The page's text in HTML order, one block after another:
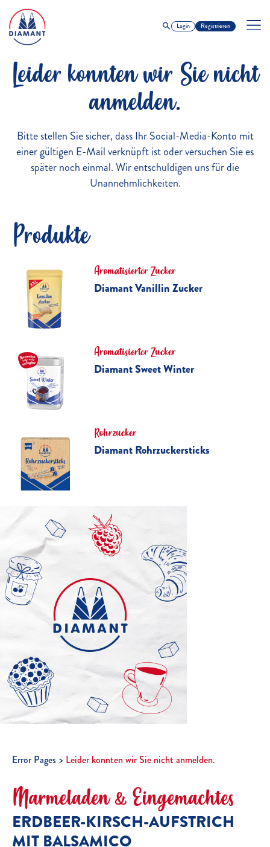
Login Registrieren
Leider konnten wir Sie nicht
anmelden.
Bitte stellen Sie sicher, dass Ihr Social-Media-Konto mit
einer gültigen E-Mail verknüpft ist oder versuchen Sie es
später noch einmal. Wir entschuldigen uns für die
Unannehmlichkeiten.
Produkte
Aromatisierter Zucker
Diamant Vanillin Zucker
Aromatisierter Zucker
Diamant Sweet Winter
Rohrzucker
Diamant Rohrzuckersticks
Error Pages Leider konnten wir Sie nicht anmelden.
Marmeladen & Eingemachtes
ERDBEER-KIRSCH-AUFSTRICH
MIT BALSAMICO